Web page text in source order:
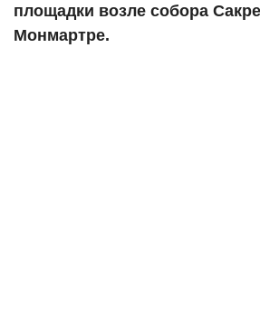
площадки возле собора
Монмартре.